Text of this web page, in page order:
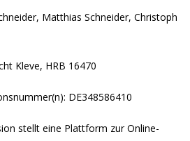
Matthias Schneider, Christoph
Kleve, HRB 16470
DE348586410
stellt eine Plattform zur Online-